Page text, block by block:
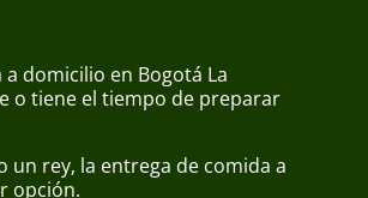
domicilio en Bogotá La
o tiene el tiempo de preparar
un rey, la entrega de comida a
opción.